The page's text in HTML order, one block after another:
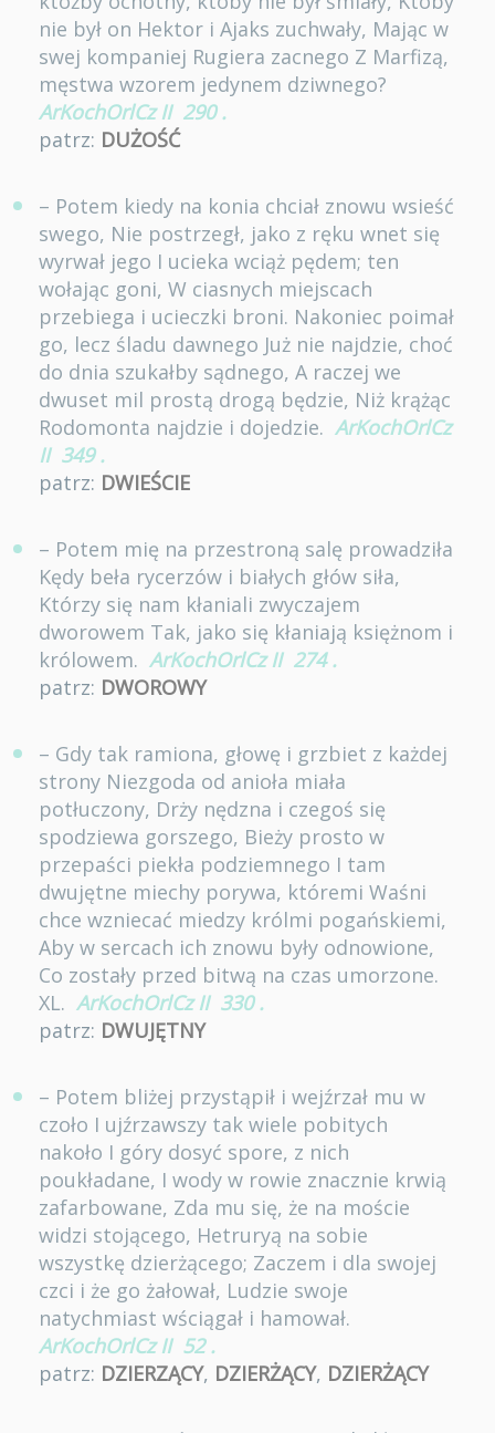
nie był on Hektor i Ajaks zuchwały, Mając w
swej kompaniej Rugiera zacnego Z Marfizą,
męstwa wzorem jedynem dziwnego?
ArKochOrlCz II 290 .
patrz: DUŻOŚĆ
– Potem kiedy na konia chciał znowu wsieść
swego, Nie postrzegł, jako z ręku wnet się
wyrwał jego I ucieka wciąż pędem; ten
wołając goni, W ciasnych miejscach
przebiega i ucieczki broni. Nakoniec poimał
go, lecz śladu dawnego Już nie najdzie, choć
do dnia szukałby sądnego, A raczej we
dwuset mil prostą drogą będzie, Niż krążąc
Rodomonta najdzie i dojedzie. ArKochOrlCz
II 349 .
patrz: DWIEŚCIE
– Potem mię na przestroną salę prowadziła
Kędy beła rycerzów i białych głów siła,
Którzy się nam kłaniali zwyczajem
dworowem Tak, jako się kłaniają księżnom i
królowem. ArKochOrlCz II 274 .
patrz: DWOROWY
– Gdy tak ramiona, głowę i grzbiet z każdej
strony Niezgoda od anioła miała
potłuczony, Drży nędzna i czegoś się
spodziewa gorszego, Bieży prosto w
przepaści piekła podziemnego I tam
dwujętne miechy porywa, któremi Waśni
chce wzniecać miedzy królmi pogańskiemi,
Aby w sercach ich znowu były odnowione,
Co zostały przed bitwą na czas umorzone.
XL. ArKochOrlCz II 330 .
patrz: DWUJĘTNY
– Potem bliżej przystąpił i wejźrzał mu w
czoło I ujźrzawszy tak wiele pobitych
nakoło I góry dosyć spore, z nich
poukładane, I wody w rowie znacznie krwią
zafarbowane, Zda mu się, że na moście
widzi stojącego, Hetruryą na sobie
wszystkę dzierżącego; Zaczem i dla swojej
czci i że go żałował, Ludzie swoje
natychmiast wściągał i hamował.
ArKochOrlCz II 52 .
patrz: DZIERZĄCY, DZIERŻĄCY, DZIERŻĄCY